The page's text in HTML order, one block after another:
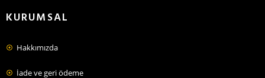
KURUMSAL
Hakkımızda
İade ve geri ödeme